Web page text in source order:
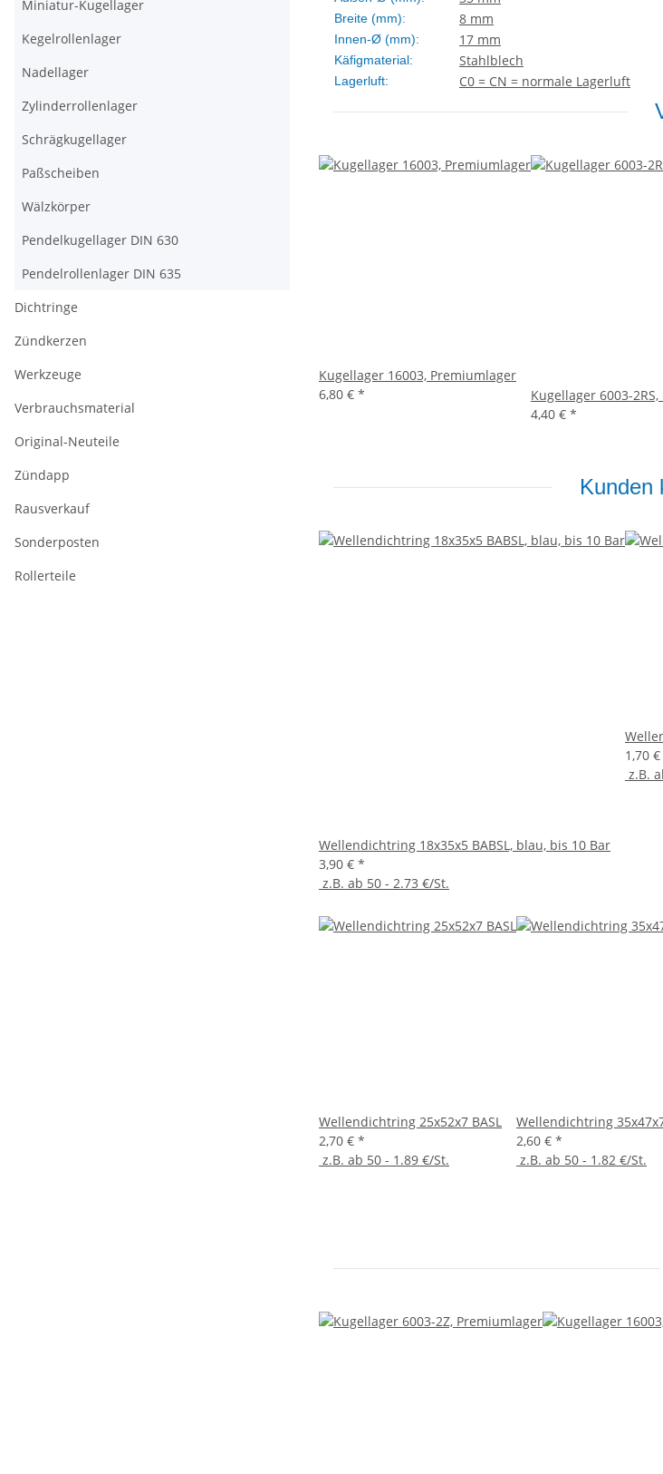
Breite (mm): 8 mm
Innen-Ø (mm): 17 mm
Käfigmaterial: Stahlblech
Lagerluft: C0 = CN = normale Lagerluft
Kugellager 16003, Premiumlager
6,80 € *
Kugellager 6003-
4,40 € *
Kunden
Wellendichtring 18x35x5 BABSL, blau, bis 10 Bar
3,90 € *
z.B. ab 50 - 2.73 €/St.
1,70 €
z.B.
Wellendichtring 25x52x7 BASL
2,70 € *
z.B. ab 50 - 1.89 €/St.
Wellendichtring
2,60 € *
z.B. ab 50 - 1.82 €/St.
Miniatur-Kugellager
Kegelrollenlager
Nadellager
Zylinderrollenlager
Schrägkugellager
Paßscheiben
Wälzkörper
Pendelkugellager DIN 630
Pendelrollenlager DIN 635
Dichtringe
Zündkerzen
Werkzeuge
Verbrauchsmaterial
Original-Neuteile
Zündapp
Rausverkauf
Sonderposten
Rollerteile